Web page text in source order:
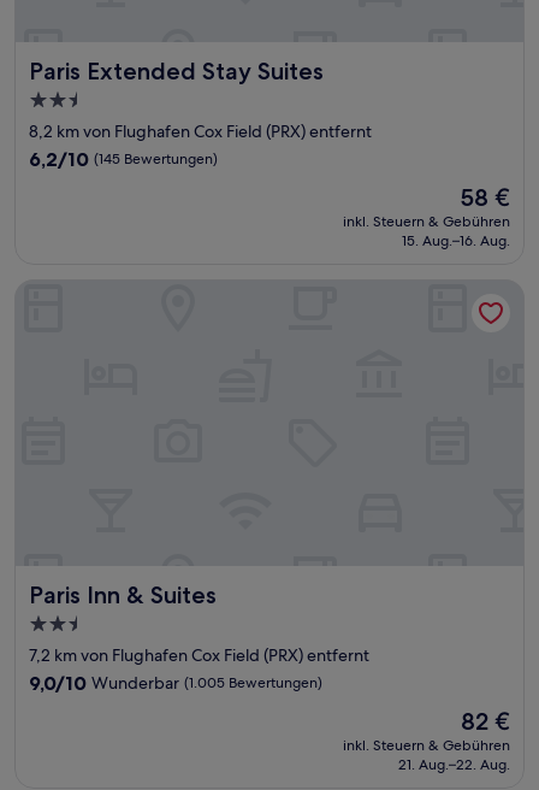
Paris Extended Stay Suites
Paris Extended Stay Suites
2.5-
Sterne-
Unterkunft
8,2 km von Flughafen Cox Field (PRX) entfernt
6.2
6,2/10 (145 Bewertungen)
Der
Preis
beträgt
58 €
inkl. Steuern & Gebühren
15. Aug.–16. Aug.
Paris Inn & Suites
Paris Inn & Suites
2.5-
Sterne-
Unterkunft
7,2 km von Flughafen Cox Field (PRX) entfernt
9.0
9,0/10 Wunderbar (1.005 Bewertungen)
Der
Preis
beträgt
82 €
inkl. Steuern & Gebühren
21. Aug.–22. Aug.
Paris Inn & Suites